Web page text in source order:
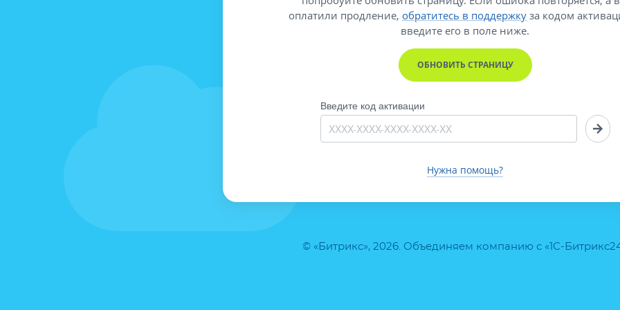
© «Битрикс», 2026. Объединяем компанию с «1С-
оплатили продление, обратитесь в поддержку за кодом
введите его в поле ниже.
ОБНОВИТЬ СТРАНИЦУ
Введите код активации
Нужна помощь?